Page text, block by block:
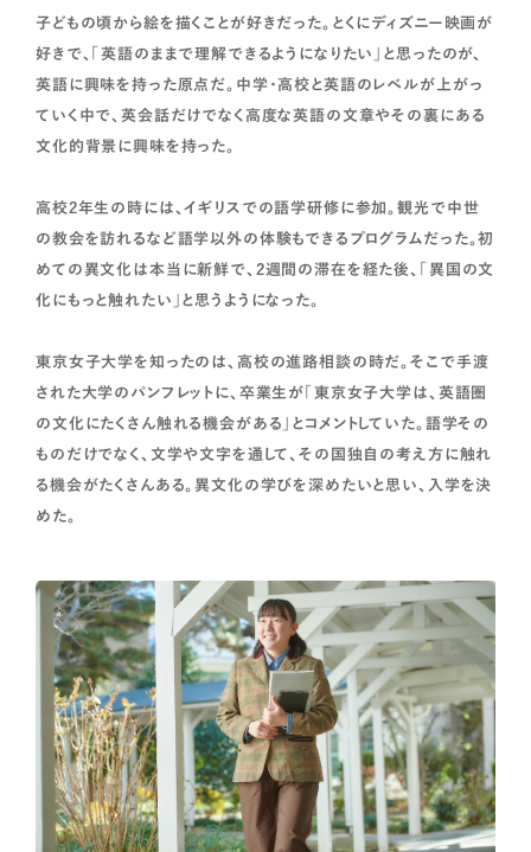
子どもの頃から絵を描くことが好きだった。とくにディズニー映画が
好きで、「英語のままで理解できるようになりたい」と思ったのが、
英語に興味を持った原点だ。中学・高校と英語のレベルが上がっ
ていく中で、英会話だけでなく高度な英語の文章やその裏にある
文化的背景に興味を持った。
高校2年生の時には、イギリスでの語学研修に参加。観光で中世
の教会を訪れるなど語学以外の体験もできるプログラムだった。初
めての異文化は本当に新鮮で、2週間の滞在を経た後、「異国の文
化にもっと触れたい」と思うようになった。
東京女子大学を知ったのは、高校の進路相談の時だ。そこで手渡
された大学のパンフレットに、卒業生が「東京女子大学は、英語圏
の文化にたくさん触れる機会がある」とコメントしていた。語学その
ものだけでなく、文学や文字を通して、その国独自の考え方に触れ
る機会がたくさんある。異文化の学びを深めたいと思い、入学を決
めた。